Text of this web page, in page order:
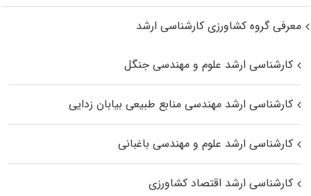
معرفی گروه کشاورزی کارشناسی ارشد
کارشناسی ارشد علوم و مهندسی جنگل
کارشناسی ارشد مهندسی منابع طبیعی بیابان زدایی
کارشناسی ارشد علوم و مهندسی باغبانی
کارشناسی ارشد اقتصاد کشاورزی